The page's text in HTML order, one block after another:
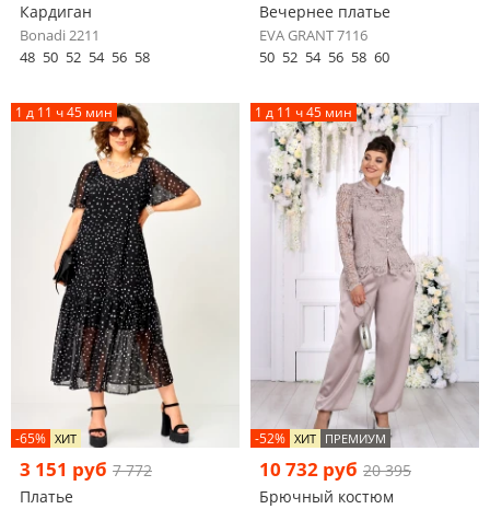
Кардиган
Bonadi 2211
48 50 52 54 56 58
Вечернее платье
EVA GRANT 7116
50 52 54 56 58 60
1 д 11 ч 45 мин
-65% ХИТ
3 151 руб 7 772
Платье
1 д 11 ч 45 мин
-52% ХИТ ПРЕМИУМ
10 732 руб 20 395
Брючный костюм